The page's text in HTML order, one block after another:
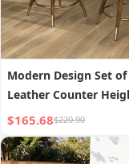
Modern Design Set
Leather Counter
Stools with Wooden
and Swivel Backs for
$165.68$220.90